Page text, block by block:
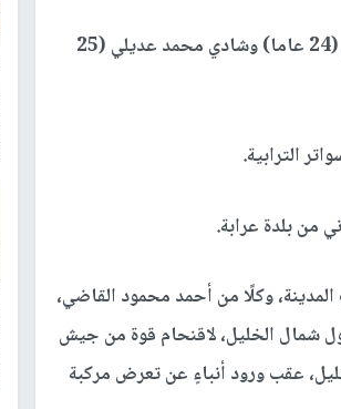
وأضافت المصادر، أن قوات الاحتلال اعتلقت الشابين ساهر أحمد عديلي (24 عاما) وشادي محمد عديلي (25
الترابية.
من بلدة عرابة.
وكلًا من أحمد محمود القاضي،
شمال الخليل، لاقنحام قوة من جيش
عقب ورود أنباءٍ عن تعرض مركبة